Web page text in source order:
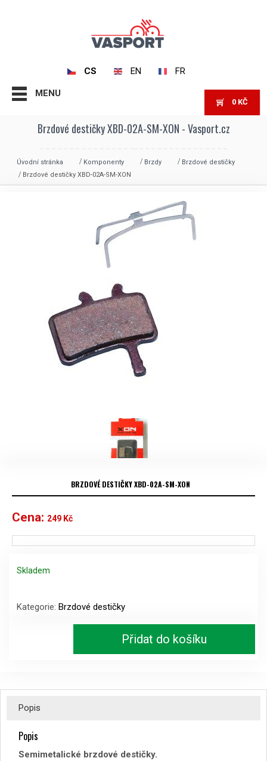
CS EN FR
MENU
0 KČ
Brzdové destičky XBD-02A-SM-XON - Vasport.cz
Úvodní stránka Komponenty Brzdy
Brzdové destičky
Brzdové destičky XBD-02A-SM-XON
BRZDOVÉ DESTIČKY XBD-02A-SM-XON
Cena: 249 Kč
Skladem
destičky
XBD-
Kategorie: Brzdové destičky
Přidat do košíku
Popis
Popis
Semimetalické brzdové destičky.